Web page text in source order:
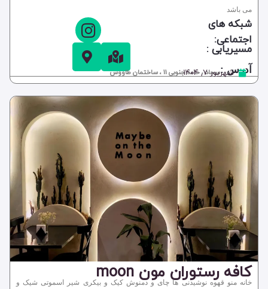
می باشد
شبکه های
اجتماعی:
مسیریابی :
سجاد ، حامد جنوبی 11 ، ساختمان طاووسآدرس :شهریور ۷, ۱۴۰۴
کافه رستوران مون moon
خانه منو قهوه نوشیدنی ها چای و دمنوش کیک و بیکری شیر اسموتی شیک و